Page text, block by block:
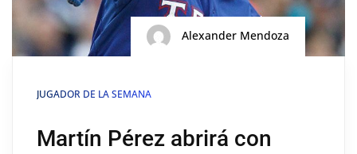
Alexander Mendoza
JUGADOR DE LA SEMANA
Martín Pérez abrirá con